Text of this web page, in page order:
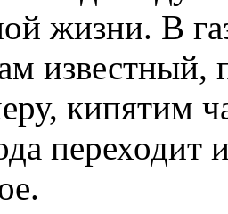
жизни. В
известный,
кипятим
переходит